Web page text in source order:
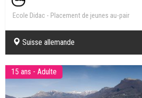
Ecole Didac - Placement de jeunes au-pair
Suisse allemande
15 ans - Adulte